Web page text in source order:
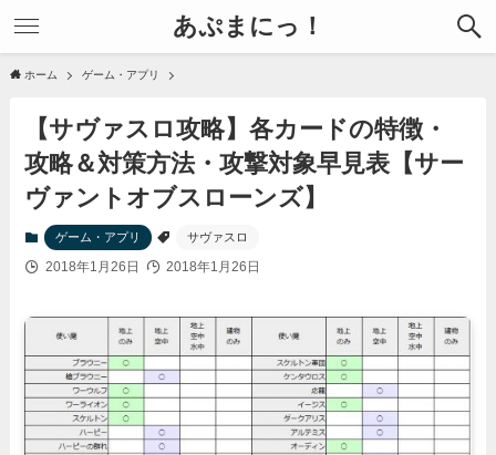
あぷまにっ！
ホーム ゲーム・アプリ
【サヴァスロ攻略】各カードの特徴・
攻略＆対策方法・攻撃対象早見表【サー
ヴァントオブスローンズ】
ゲーム・アプリ サヴァスロ
2018年1月26日 2018年1月26日